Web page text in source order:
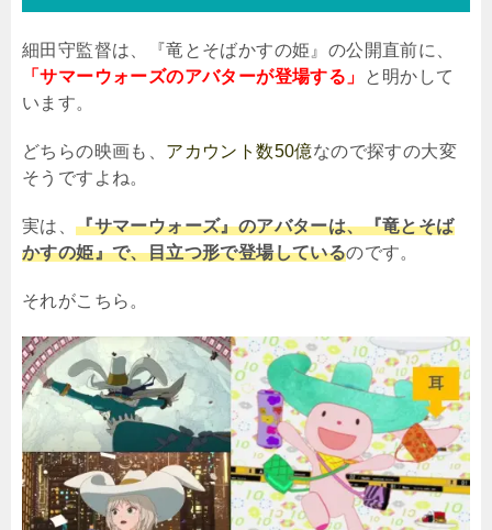
細田守監督は、『竜とそばかすの姫』の公開直前に、
「サマーウォーズのアバターが登場する」
と明かして
います。
どちらの映画も、 アカウント数50億なので探すの大変
そうですよね。
実は、『サマーウォーズ』のアバターは、『竜とそば
かすの姫』で、目立つ形で登場しているのです。
それがこちら。